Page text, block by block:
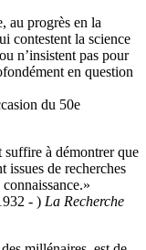
au progrès en la
contestent la science
n’insistent pas pour
en question
du 50e
suffire à démontrer que
issues de recherches
- ) La Recherche